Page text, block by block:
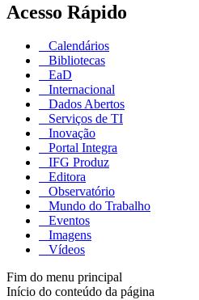
Acesso Rápido
Calendários
Bibliotecas
EaD
Internacional
Dados Abertos
Serviços de TI
Inovação
Portal Integra
IFG Produz
Editora
Observatório
Mundo do Trabalho
Eventos
Imagens
Vídeos
Fim do menu principal
Início do conteúdo da página